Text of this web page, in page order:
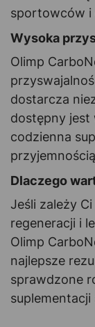
sportowców i
Wysoka
Olimp
dostarcza
dostępny jest
codzienna
Dlaczego
Jeśli zależy
regeneracji i
Olimp
najlepsze
sprawdzone